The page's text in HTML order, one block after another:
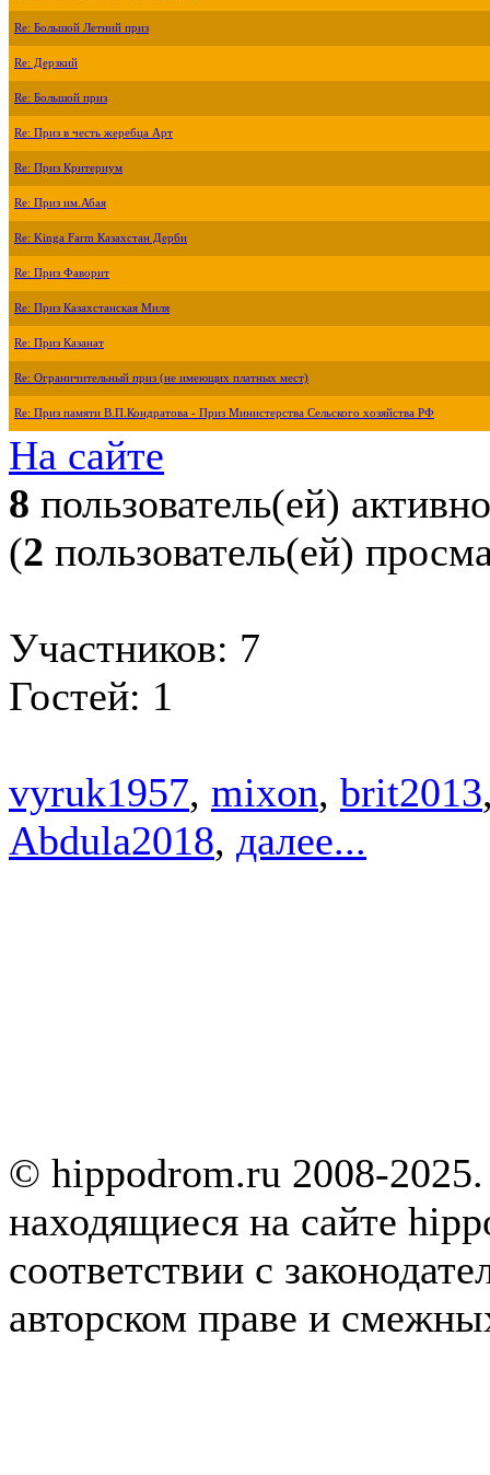
Re: Большой Летний приз
Re: Дерзкий
Re: Большой приз
Re: Приз в честь жеребца Арт
Re: Приз Критериум
Re: Приз им.Абая
Re: Kinga Farm Казахстан Дерби
Re: Приз Фаворит
Re: Приз Казахстанская Миля
Re: Приз Казанат
Re: Ограничительный приз (не имеющих платных мест)
Re: Приз памяти В.П.Кондратова - Приз Министерства Сельского хозяйства РФ
На сайте
8 пользователь(ей) активно
(2 пользователь(ей)
Участников: 7
Гостей: 1
vyruk1957, mixon, brit2013
Abdula2018, далее...
© hippodrom.ru 2008-
находящиеся на сайте
соответствии с
авторском праве и